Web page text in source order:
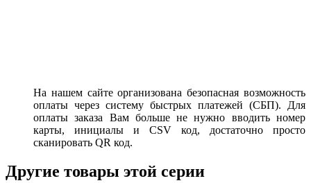
На нашем сайте организована безопасная возможность
оплаты через систему быстрых платежей (СБП). Для
оплаты заказа Вам больше не нужно вводить номер
карты, инициалы и CSV код, достаточно просто
сканировать QR код.
Другие товары этой серии